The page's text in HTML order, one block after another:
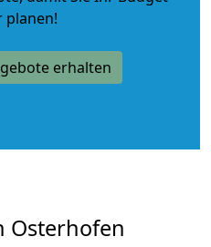
planen!
erhalten
Osterhofen